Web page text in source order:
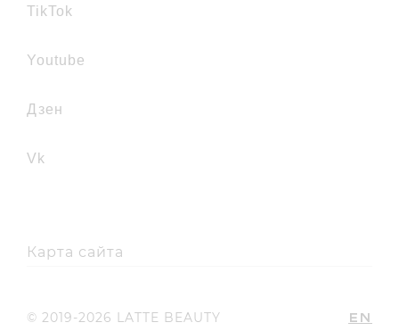
TikTok
youtube
дзен
vk
Карта сайта
© 2019-2026 LATTE BEAUTY EN